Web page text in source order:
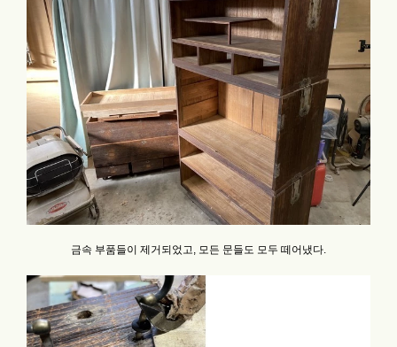
금속 부품들이 제거되었고, 모든 문들도 모두 떼어냈다.